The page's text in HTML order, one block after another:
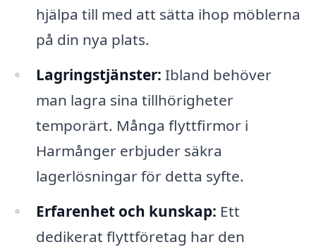
hjälpa till med att sätta ihop möblerna
på din nya plats.
Lagringstjänster: Ibland behöver
man lagra sina tillhörigheter
temporärt. Många flyttfirmor i
Harmånger erbjuder säkra
lagerlösningar för detta syfte.
Erfarenhet och kunskap: Ett
dedikerat flyttföretag har den